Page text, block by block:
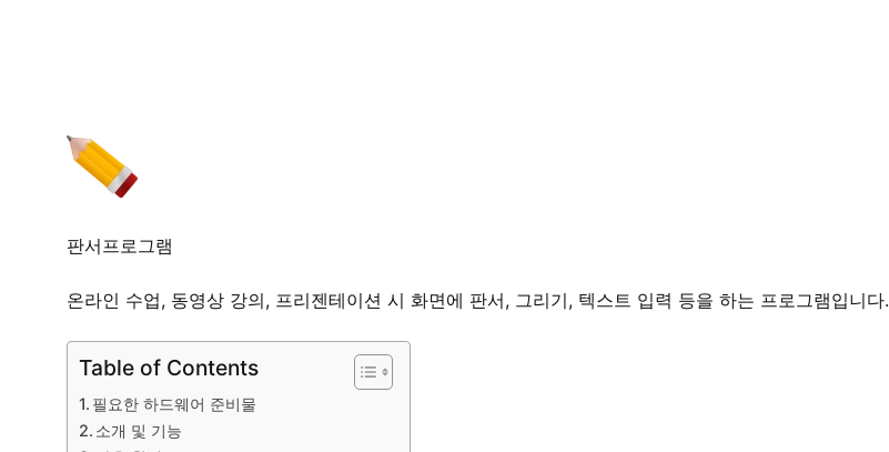
판서프로그램
온라인 수업, 동영상 강의, 프리젠테이션 시 화면에 판서, 그리기, 텍스트 입력 등을 하는 프로그램입니다.
Table of Contents
필요한 하드웨어 준비물
소개 및 기능